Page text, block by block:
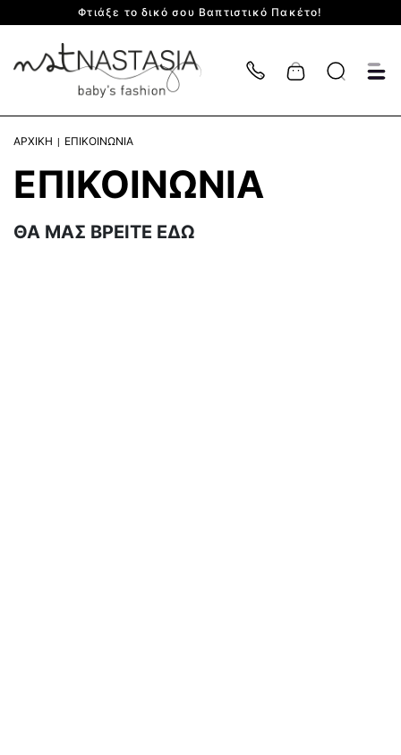
Φτιάξε το δικό σου Βαπτιστικό Πακέτο!
Cart
ΑΡΧΙΚΗ ΕΠΙΚΟΙΝΩΝΙΑ
ΕΠΙΚΟΙΝΩΝΙΑ
ΘΑ ΜΑΣ ΒΡΕΙΤΕ ΕΔΩ